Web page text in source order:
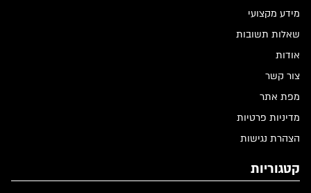
מידע מקצועי
שאלות תשובות
אודות
צור קשר
מפת אתר
מדיניות פרטיות
הצהרת נגישות
קטגוריות